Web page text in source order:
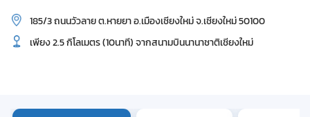
185/3 ถนนวัวลาย ต.หายยา อ.เมืองเชียงใหม่ จ.เชียงใหม่ 50100
เพียง 2.5 กิโลเมตร (10นาที) จากสนามบินนานาชาติเชียงใหม่